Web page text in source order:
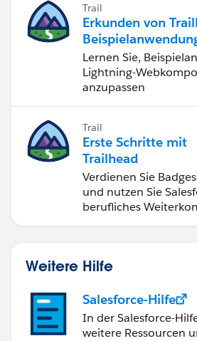
Trail
Erkunden von
Lernen Sie,
Lightning-
anzupassen
Trail
Erste Schritte mit
Trailhead
Verdienen Sie
und nutzen Sie
berufliches
Weitere Hilfe
Salesforce-Hilfe
In der Salesforce-
weitere Ressourcen